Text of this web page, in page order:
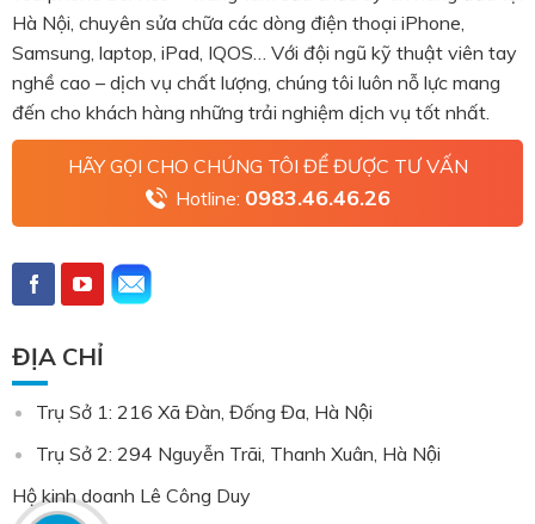
Hà Nội, chuyên sửa chữa các dòng điện thoại iPhone,
Samsung, laptop, iPad, IQOS… Với đội ngũ kỹ thuật viên tay
nghề cao – dịch vụ chất lượng, chúng tôi luôn nỗ lực mang
đến cho khách hàng những trải nghiệm dịch vụ tốt nhất.
HÃY GỌI CHO CHÚNG TÔI ĐỂ ĐƯỢC TƯ VẤN
Hotline: 0983.46.46.26
ĐỊA CHỈ
Trụ Sở 1: 216 Xã Đàn, Đống Đa, Hà Nội
Trụ Sở 2: 294 Nguyễn Trãi, Thanh Xuân, Hà Nội
Hộ kinh doanh Lê Công Duy